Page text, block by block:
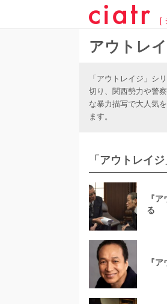
[
アウトレ
「アウトレイジ」シ
切り、関西勢力や警
な暴力描写で大人気
ます。
「アウトレイ
『
る
『